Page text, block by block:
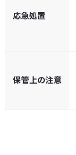
応急処置
保管上の注意